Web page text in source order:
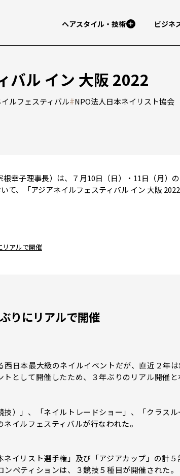
ヘアスタイル・技術 ビジネ
バル イン 大阪 2022
ルフェスティバル#NPO法人日本ネイリスト協会
幸子理事長）は、７月10日（日）・11日（月）
て、「アジアネイルフェスティバル イン 大阪
リアルで開催
りにリアルで開催
日本最大級のネイルイベントだが、直近２年
として開催したため、３年ぶりのリアル開催と
）」、「ネイルトレードショー」、「クラス
イルフェスティバルが行なわれた。
イリスト選手権」及び「アジアカップ」の計
ペティションは、３競技５種目が開催された。